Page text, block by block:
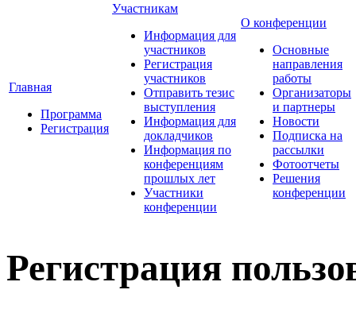
Главная
Программа
Регистрация
Участникам
Информация для
участников
Регистрация
участников
Отправить тезис
выступления
Информация для
докладчиков
Информация по
конференциям
прошлых лет
Участники
конференции
О конференции
Основные
направления
работы
Организаторы
и партнеры
Новости
Подписка на
рассылки
Фотоотчеты
Решения
конференции
Регистрация